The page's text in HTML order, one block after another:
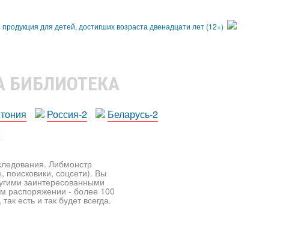
Россия-2
Беларусь-2
Либмонстр
поисковики, соцсети). Вы
заинтересованными
распоряжении - более 100
есть и так будет всегда.